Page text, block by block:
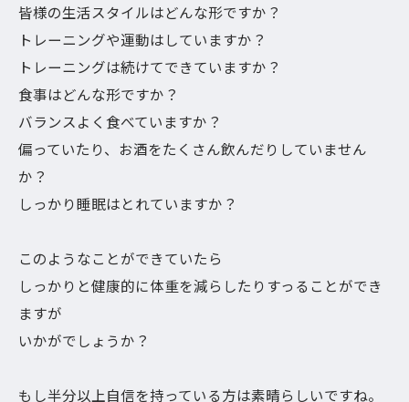
皆様の生活スタイルはどんな形ですか？
トレーニングや運動はしていますか？
トレーニングは続けてできていますか？
食事はどんな形ですか？
バランスよく食べていますか？
偏っていたり、お酒をたくさん飲んだりしていません
か？
しっかり睡眠はとれていますか？
このようなことができていたら
しっかりと健康的に体重を減らしたりすっることができ
ますが
いかがでしょうか？
もし半分以上自信を持っている方は素晴らしいですね。